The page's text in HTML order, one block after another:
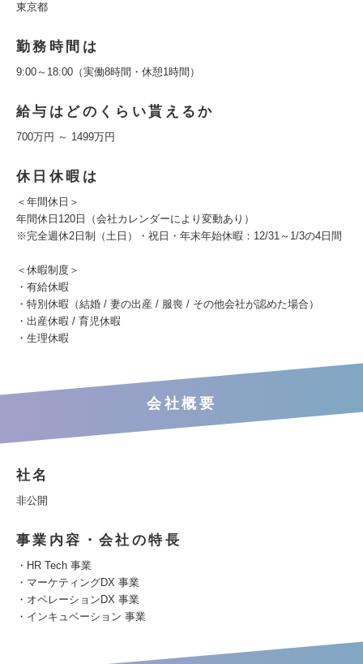
東京都
勤務時間は
9:00～18:00（実働8時間・休憩1時間）
給与はどのくらい貰えるか
700万円 ～ 1499万円
休日休暇は
＜年間休日＞
年間休日120日（会社カレンダーにより変動あり）
※完全週休2日制（土日）・祝日・年末年始休暇：12/31～1/3の4日間
＜休暇制度＞
・有給休暇
・特別休暇（結婚 / 妻の出産 / 服喪 / その他会社が認めた場合）
・出産休暇 / 育児休暇
・生理休暇
会社概要
社名
非公開
事業内容・会社の特長
・HR Tech 事業
・マーケティングDX 事業
・オペレーションDX 事業
・インキュベーション 事業